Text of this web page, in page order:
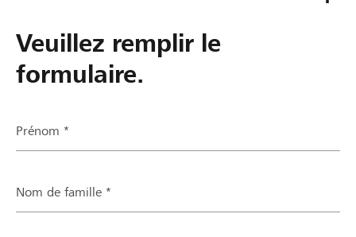
Veuillez remplir le
formulaire.
Prénom *
Nom de famille *